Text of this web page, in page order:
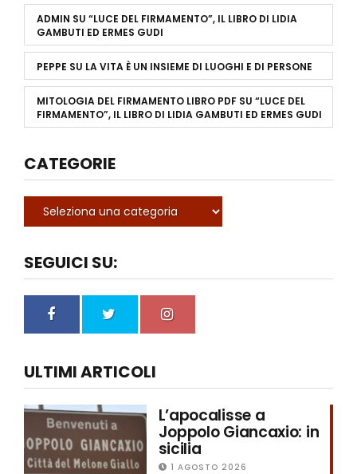
ADMIN SU “LUCE DEL FIRMAMENTO”, IL LIBRO DI LIDIA
GAMBUTI ED ERMES GUDI
PEPPE SU LA VITA È UN INSIEME DI LUOGHI E DI PERSONE
MITOLOGIA DEL FIRMAMENTO LIBRO PDF SU “LUCE DEL
FIRMAMENTO”, IL LIBRO DI LIDIA GAMBUTI ED ERMES GUDI
CATEGORIE
SEGUICI SU:
ULTIMI ARTICOLI
L’apocalisse a
Joppolo Giancaxio: in
sicilia
1 AGOSTO 2026